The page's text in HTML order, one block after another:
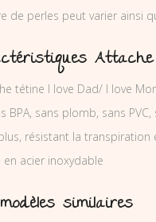
de perles peut varier ainsi
tétine I love Dad/ I love
BPA, sans plomb, sans
résistant la transpiration
en acier inoxydable
similaires